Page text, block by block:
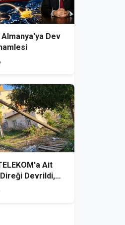
Dev
Ait
Devrildi,
Önlem